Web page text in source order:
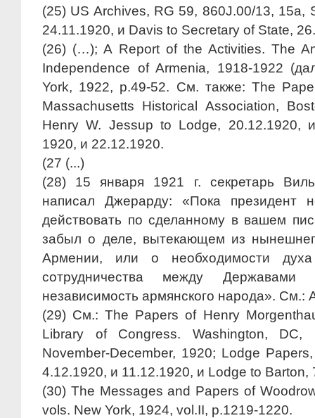
(25) US Archives, RG 59, 860J.00/13, 15a,
24.11.1920, и Davis to Secretary of State,
(26) (…); A Report of the Activities. The
Independence of Armenia, 1918-1922
York, 1922, p.49-52. См. также: The
Massachusetts Historical Association,
Henry W. Jessup to Lodge, 20.12.1920,
1920, и 22.12.1920.
(27 (...)
(28)
15 января 1921 г. секретарь
написал Джерарду: «Пока президент
действовать по сделанному в вашем
забыл о деле, вытекающем из
Армении, или о необходимости духа
сотрудничества между Державами
независимость армянского народа». См.:
(29) См.: The Papers of Henry
Library of Congress. Washington, DC,
November-December, 1920; Lodge
4.12.1920, и 11.12.1920, и Lodge to
(30) The Messages and Papers of
vols. New York, 1924, vol.II, p.1219-1220.